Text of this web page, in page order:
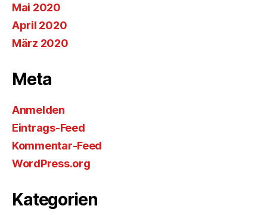
Mai 2020
April 2020
März 2020
Meta
Anmelden
Eintrags-Feed
Kommentar-Feed
WordPress.org
Kategorien